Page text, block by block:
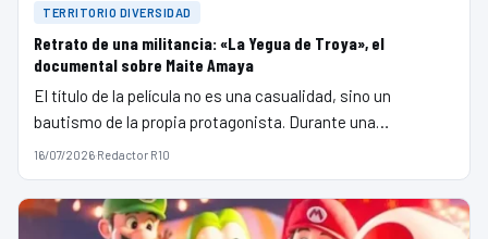
TERRITORIO DIVERSIDAD
Retrato de una militancia: «La Yegua de Troya», el
documental sobre Maite Amaya
El título de la película no es una casualidad, sino un
bautismo de la propia protagonista. Durante una…
16/07/2026·Redactor R10